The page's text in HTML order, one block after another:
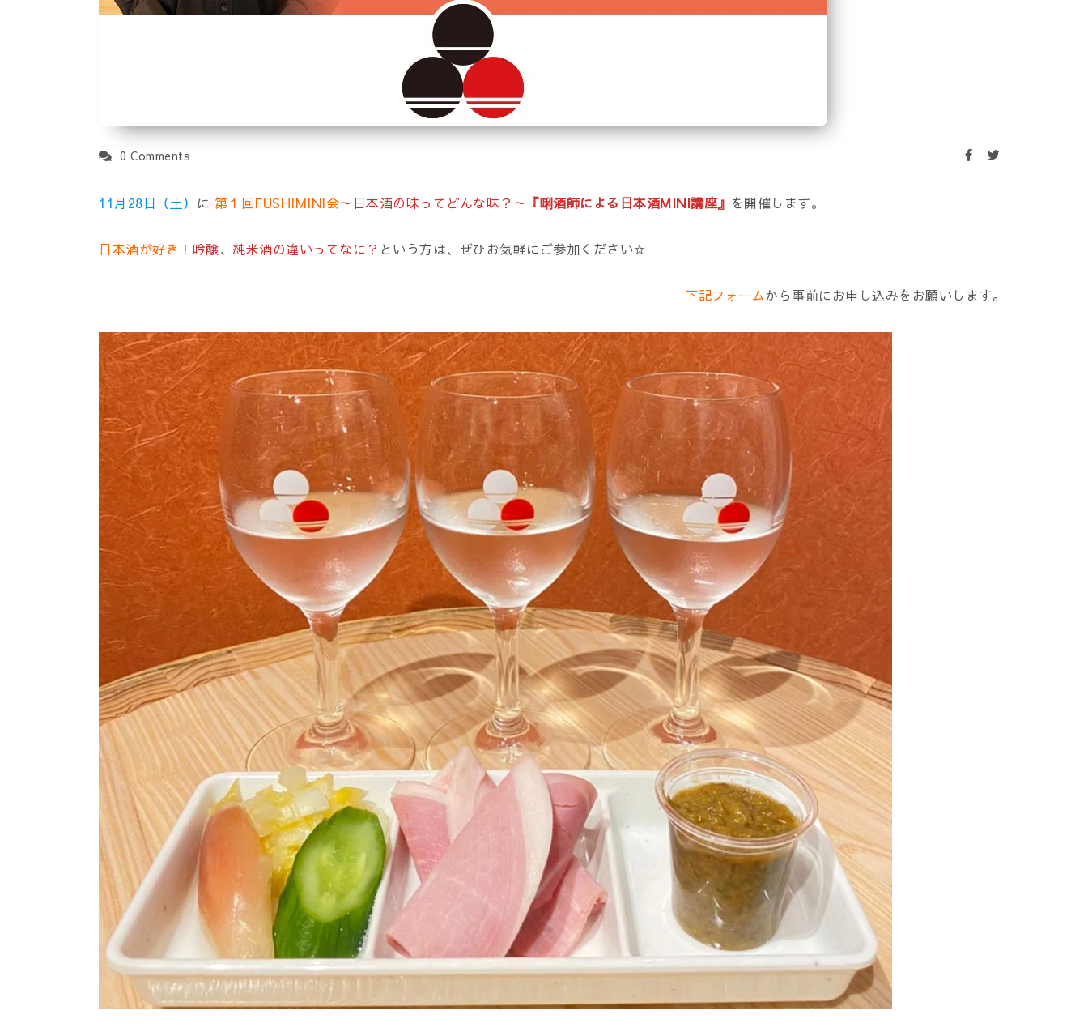
0 Comments
11月28日（土） に 第１回FUSHIMINI会～日本酒の味ってどんな味？～ 『唎酒師による日本酒MINI講座』 を開催します。
日本酒が好き！ 吟醸、純米酒の違いってなに？ という方は、ぜひお気軽にご参加ください☆
下記フォームから事前にお申し込みをお願いします。